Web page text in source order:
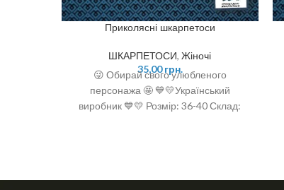
Приколясні шкарпетоси
ШКАРПЕТОСИ,Жіночі
35,00грн.
😜 Обирай свого улюбленого
персонажа 🤩 💙💛Український
виробник 💙💛 Розмір: 36-40 Склад: